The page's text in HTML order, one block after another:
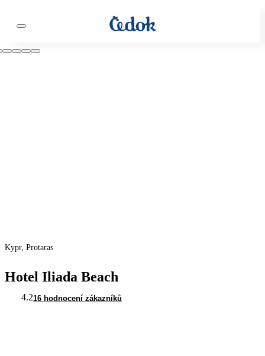
Kypr, Protaras
Hotel Iliada Beach
4.216 hodnocení zákazníků